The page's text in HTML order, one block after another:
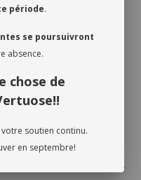
à élevée.
les courants d’air. Ne
trop basses.
dans un pot avec
période.
se poursuivront
absence.
chose de
soutien continu.
en septembre!